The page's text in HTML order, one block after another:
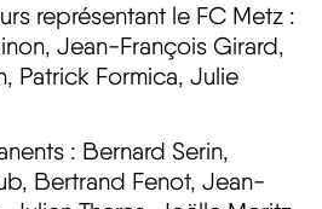
représentant le FC Metz :
Jean-François Girard,
Patrick Formica, Julie
: Bernard Serin,
Bertrand Fenot, Jean-